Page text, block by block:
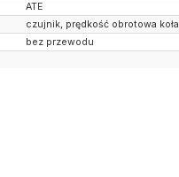
ATE
czujnik, prędkość obrotowa koła
bez przewodu